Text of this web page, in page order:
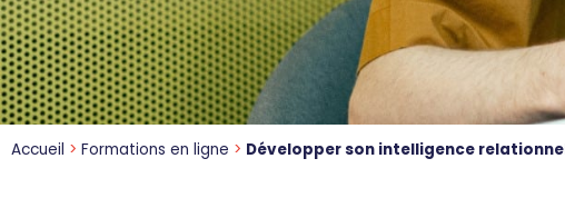
Accueil > Formations en ligne > Développer son intelligence